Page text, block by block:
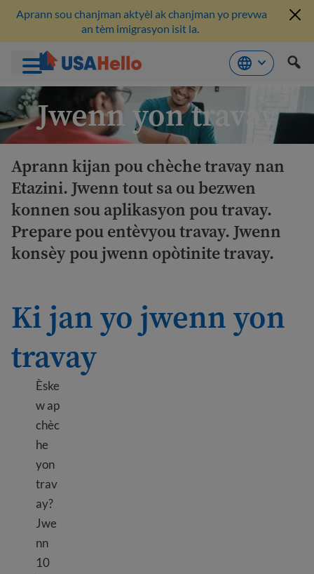
Ale
kontni
Aprann sou chanjman aktyèl ak chanjman yo prevwa
an tèm imigrasyon isit la.
Jwenn yon travay
Aprann kijan pou chèche travay nan
Etazini. Jwenn tout sa ou bezwen
konnen sou aplikasyon pou travay.
Prepare pou entèvyou travay. Jwenn
konsèy pou jwenn opòtinite travay.
Ki jan yo jwenn yon
travay
Èske
w ap
chèc
he
yon
trav
ay?
Jwe
nn
10